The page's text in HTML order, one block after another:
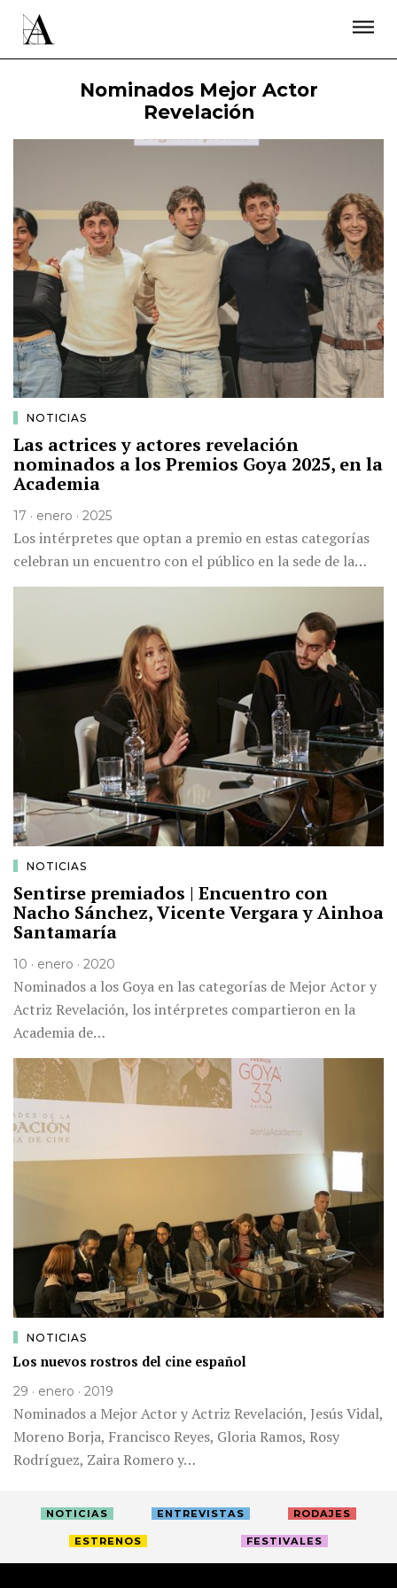
Nominados Mejor Actor
Revelación
NOTICIAS
Las actrices y actores revelación
nominados a los Premios Goya 2025, en la
Academia
17 · enero · 2025
Los intérpretes que optan a premio en estas categorías
celebran un encuentro con el público en la sede de la…
NOTICIAS
Sentirse premiados | Encuentro con
Nacho Sánchez, Vicente Vergara y Ainhoa
Santamaría
10 · enero · 2020
Nominados a los Goya en las categorías de Mejor Actor y
Actriz Revelación, los intérpretes compartieron en la
Academia de…
NOTICIAS
Los nuevos rostros del cine español
29 · enero · 2019
Nominados a Mejor Actor y Actriz Revelación, Jesús Vidal,
Moreno Borja, Francisco Reyes, Gloria Ramos, Rosy
Rodríguez, Zaira Romero y…
NOTICIAS ENTREVISTAS RODAJES
ESTRENOS FESTIVALES
ACTUALIDAD
NEWSLETTER